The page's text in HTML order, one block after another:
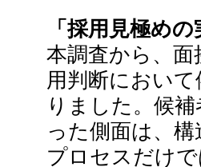
「採用見極め
本調査から、
用判断におい
りました。候
った側面は、
プロセスだけ